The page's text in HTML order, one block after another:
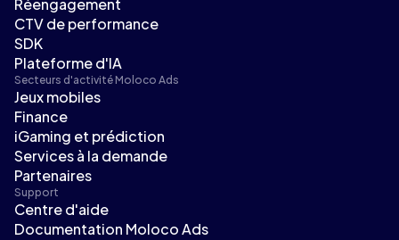
Réengagement
CTV de performance
SDK
Plateforme d'IA
Secteurs d'activité Moloco Ads
Jeux mobiles
Finance
iGaming et prédiction
Services à la demande
Partenaires
Support
Centre d'aide
Documentation Moloco Ads